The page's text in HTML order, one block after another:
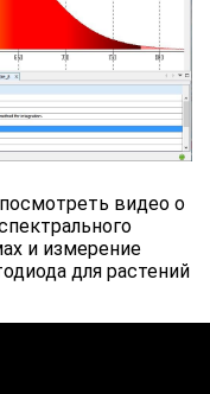
видео о
и измерение
для растений